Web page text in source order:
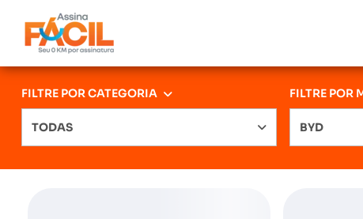
FILTRE POR CATEGORIA
TODAS
FILTRE POR
BYD